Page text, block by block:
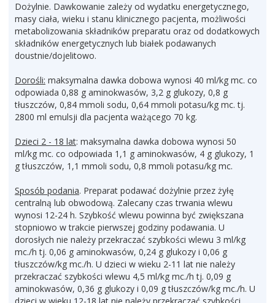
Dożylnie. Dawkowanie zależy od wydatku energetycznego,
masy ciała, wieku i stanu klinicznego pacjenta, możliwości
metabolizowania składników preparatu oraz od dodatkowych
składników energetycznych lub białek podawanych
doustnie/dojelitowo.
Dorośli: maksymalna dawka dobowa wynosi 40 ml/kg mc. co
odpowiada 0,88 g aminokwasów, 3,2 g glukozy, 0,8 g
tłuszczów, 0,84 mmoli sodu, 0,64 mmoli potasu/kg mc. tj.
2800 ml emulsji dla pacjenta ważącego 70 kg.
Dzieci 2 - 18 lat: maksymalna dawka dobowa wynosi 50
ml/kg mc. co odpowiada 1,1 g aminokwasów, 4 g glukozy, 1
g tłuszczów, 1,1 mmoli sodu, 0,8 mmoli potasu/kg mc.
Sposób podania. Preparat podawać dożylnie przez żyłę
centralną lub obwodową. Zalecany czas trwania wlewu
wynosi 12-24 h. Szybkość wlewu powinna być zwiększana
stopniowo w trakcie pierwszej godziny podawania. U
dorosłych nie należy przekraczać szybkości wlewu 3 ml/kg
mc./h tj. 0,06 g aminokwasów, 0,24 g glukozy i 0,06 g
tłuszczów/kg mc./h. U dzieci w wieku 2-11 lat nie należy
przekraczać szybkości wlewu 4,5 ml/kg mc./h tj. 0,09 g
aminokwasów, 0,36 g glukozy i 0,09 g tłuszczów/kg mc./h. U